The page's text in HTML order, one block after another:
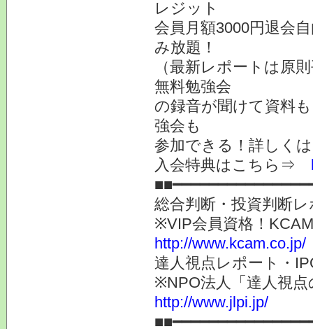
レジット
会員月額3000円退会
み放題！
（最新レポートは原
無料勉強会
の録音が聞けて資料
強会も
参加できる！詳し
入会特典はこちら⇒
総合判断・投資判断
※VIP会員資格！
http://www.kcam.co.jp/
達人視点レポート・
※NPO法人「達人視
http://www.jlpi.jp/